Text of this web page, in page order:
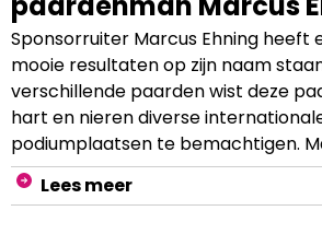
Sponsorruiter Marcus Ehning heeft
mooie resultaten op zijn naam
verschillende paarden wist deze
hart en nieren diverse
podiumplaatsen te bemachtigen.
over Marcus Ehning heeft, heeft het
zijn resultaten. De ruiter staat
Lees meer